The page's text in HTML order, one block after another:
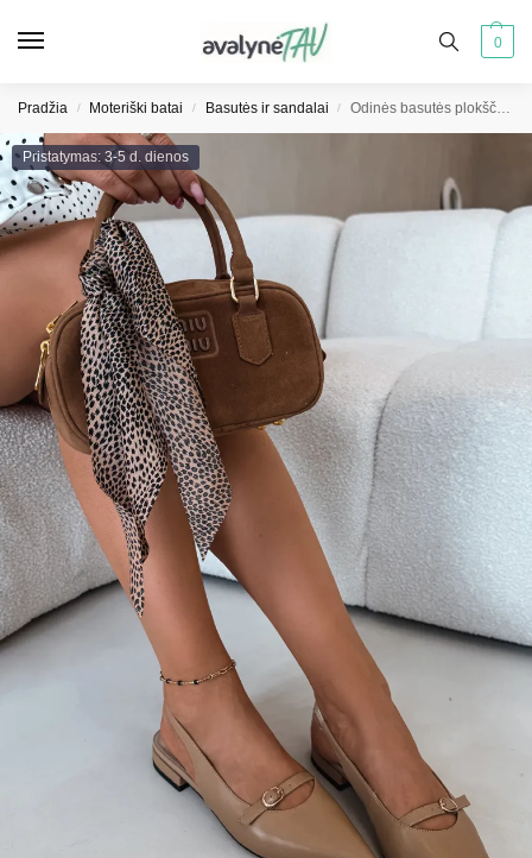
0
Pradžia / Moteriški batai / Basutės ir sandalai / Odinės basutės plokščiapadės Maciejka K7449-04 tamsiai smėlio spalvos
Pristatymas: 3-5 d. dienos